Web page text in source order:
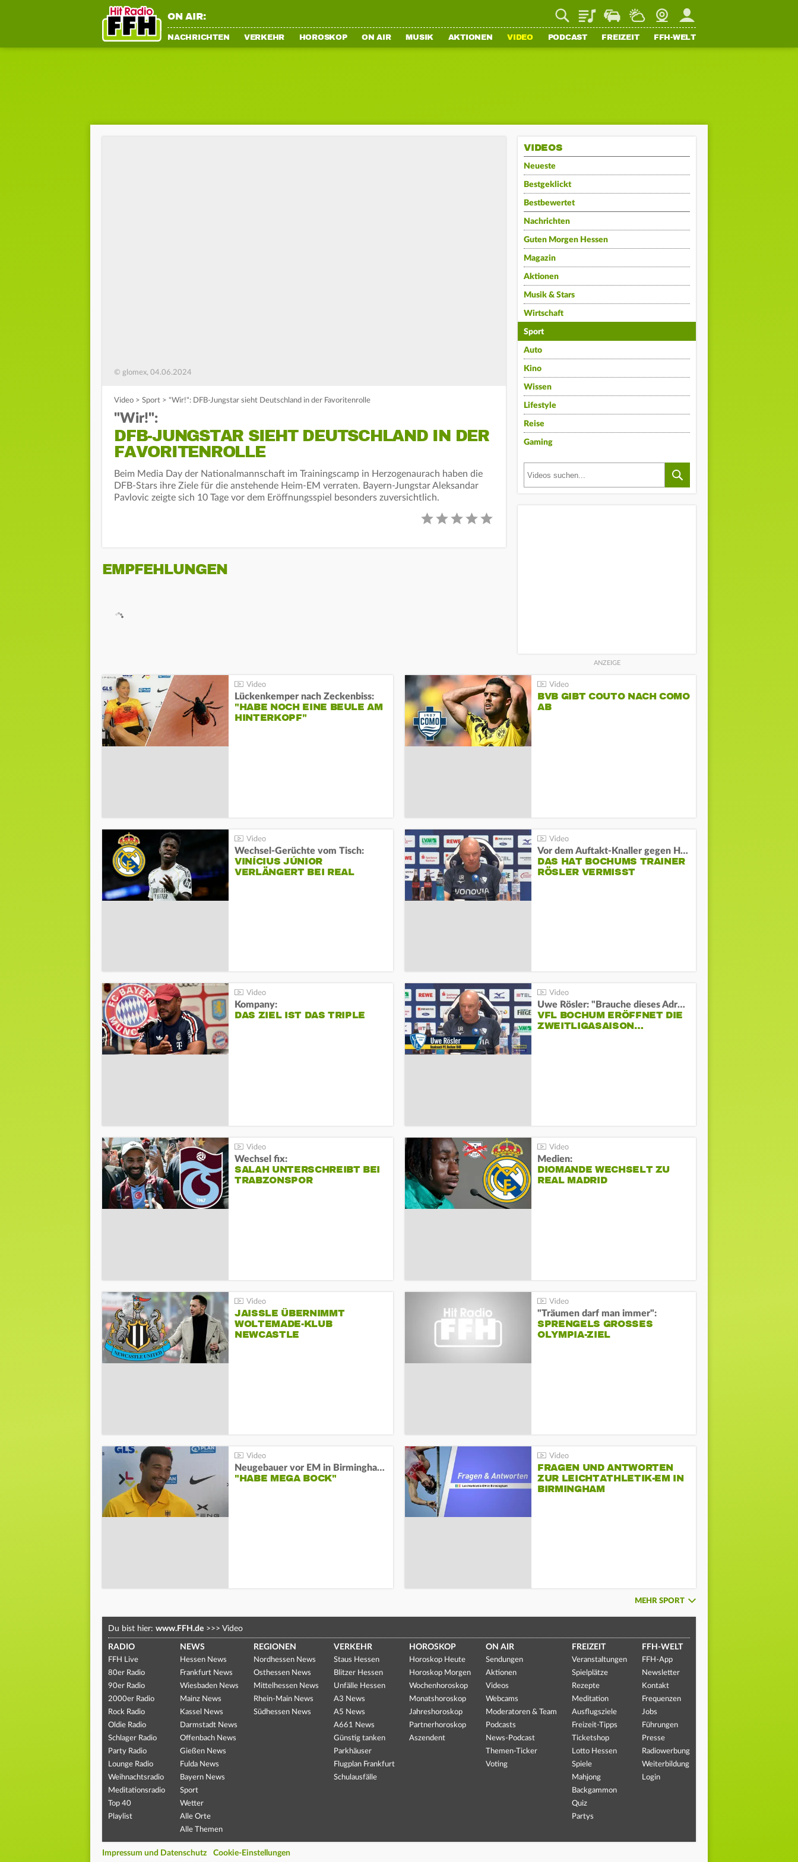
ON AIR: PlaylistStaupilotWetterWebcamMein FFH
NACHRICHTEN VERKEHR HOROSKOP ON AIR MUSIK AKTIONEN VIDEO PODCAST FREIZEIT FFH-WELT
© glomex, 04.06.2024
Video > Sport > "Wir!": DFB-Jungstar sieht Deutschland in der Favoritenrolle
"Wir!":
DFB-JUNGSTAR SIEHT DEUTSCHLAND IN DER
FAVORITENROLLE
Beim Media Day der Nationalmannschaft im Trainingscamp in Herzogenaurach haben die
DFB-Stars ihre Ziele für die anstehende Heim-EM verraten. Bayern-Jungstar Aleksandar
Pavlovic zeigte sich 10 Tage vor dem Eröffnungsspiel besonders zuversichtlich.
EMPFEHLUNGEN
VIDEOS
Neueste
Bestgeklickt
Bestbewertet
Nachrichten
Guten Morgen Hessen
Magazin
Aktionen
Musik & Stars
Wirtschaft
Sport
Auto
Kino
Wissen
Lifestyle
Reise
Gaming
Lückenkemper nach Zeckenbiss:
"HABE NOCH EINE BEULE AM
HINTERKOPF"
BVB GIBT COUTO NACH COMO
AB
Wechsel-Gerüchte vom Tisch:
VINÍCIUS JÚNIOR
VERLÄNGERT BEI REAL
Vor dem Auftakt-Knaller gegen Hertha:
DAS HAT BOCHUMS TRAINER
RÖSLER VERMISST
Kompany:
DAS ZIEL IST DAS TRIPLE
Uwe Rösler: "Brauche dieses Adrenalin"
VFL BOCHUM ERÖFFNET DIE
ZWEITLIGASAISON…
Wechsel fix:
SALAH UNTERSCHREIBT BEI
TRABZONSPOR
Medien:
DIOMANDE WECHSELT ZU
REAL MADRID
JAISSLE ÜBERNIMMT
WOLTEMADE-KLUB
NEWCASTLE
"Träumen darf man immer":
SPRENGELS GROSSES O
LYMPIA-ZIEL
Neugebauer vor EM in Birmingham:
"HABE MEGA BOCK"
FRAGEN UND ANTWORTEN
ZUR LEICHTATHLETIK-EM IN
BIRMINGHAM
MEHR SPORT
Du bist hier: www.FFH.de >>> Video
RADIO
FFH Live
80er Radio
90er Radio
2000er Radio
Rock Radio
Oldie Radio
Schlager Radio
Party Radio
Lounge Radio
Weihnachtsradio
Meditationsradio
Top 40
Playlist
NEWS
Hessen News
Frankfurt News
Wiesbaden News
Mainz News
Kassel News
Darmstadt News
Offenbach News
Gießen News
Fulda News
Bayern News
Sport
Wetter
Alle Orte
Alle Themen
REGIONEN
Nordhessen News
Osthessen News
Mittelhessen News
Rhein-Main News
Südhessen News
VERKEHR
Staus Hessen
Blitzer Hessen
Unfälle Hessen
A3 News
A5 News
A661 News
Günstig tanken
Parkhäuser
Flugplan Frankfurt
Schulausfälle
HOROSKOP
Horoskop Heute
Horoskop Morgen
Wochenhoroskop
Monatshoroskop
Jahreshoroskop
Partnerhoroskop
Aszendent
ON AIR
Sendungen
Aktionen
Videos
Webcams
Moderatoren & Team
Podcasts
News-Podcast
Themen-Ticker
Voting
FREIZEIT
Veranstaltungen
Spielplätze
Rezepte
Meditation
Ausflugsziele
Freizeit-Tipps
Ticketshop
Lotto Hessen
Spiele
Mahjong
Backgammon
Quiz
Partys
FFH-WELT
FFH-App
Newsletter
Kontakt
Frequenzen
Jobs
Führungen
Presse
Radiowerbung
Weiterbildung
Login
Impressum und Datenschutz Cookie-Einstellungen